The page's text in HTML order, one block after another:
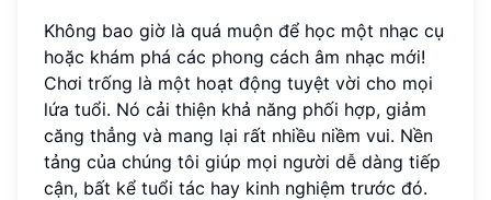
Không bao giờ là quá muộn để học một nhạc cụ
hoặc khám phá các phong cách âm nhạc mới!
Chơi trống là một hoạt động tuyệt vời cho mọi
lứa tuổi. Nó cải thiện khả năng phối hợp, giảm
căng thẳng và mang lại rất nhiều niềm vui. Nền
tảng của chúng tôi giúp mọi người dễ dàng tiếp
cận, bất kể tuổi tác hay kinh nghiệm trước đó.